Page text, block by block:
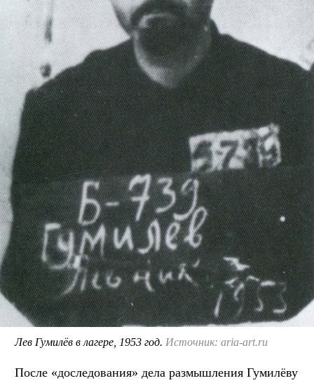
Лев Гумилёв в лагере, 1953 год. Источник: aria-art.ru
После «доследования» дела размышления Гумилёву